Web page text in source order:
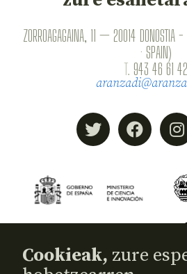
ZORROAGAGAINA, 11 — 20014 DONOSTIA -
· SPAIN)
T. 943 46 61 42
Cookieak, zure